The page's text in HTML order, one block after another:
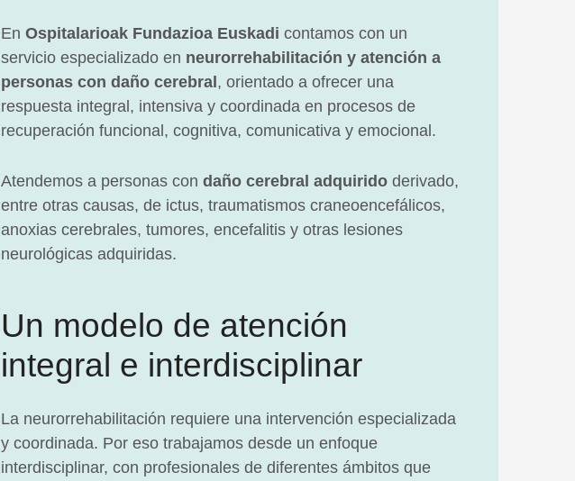
EnOspitalarioak Fundazioa Euskadi contamos con un
servicio especializado en neurorrehabilitación y atención a
personas con daño cerebral , orientado a ofrecer una
respuesta integral, intensiva y coordinada en procesos de
recuperación funcional, cognitiva, comunicativa y emocional.
Atendemos a personas condaño cerebral adquirido derivado,
entre otras causas, de ictus, traumatismos craneoencefálicos,
anoxias cerebrales, tumores, encefalitis y otras lesiones
neurológicas adquiridas.
Un modelo de atención
integral e interdisciplinar
La neurorrehabilitación requiere una intervención especializada
y coordinada. Por eso trabajamos desde un enfoque
interdisciplinar, con profesionales de diferentes ámbitos que